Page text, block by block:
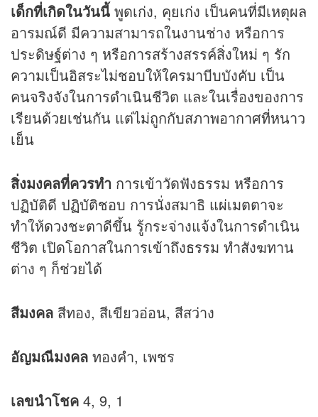
เด็กที่เกิดในวันนี้ พูดเก่ง, คุยเก่ง เป็นคนที่มีเหตุผล
อารมณ์ดี มีความสามารถในงานช่าง หรือการ
ประดิษฐ์ต่าง ๆ หรือการสร้างสรรค์สิ่งใหม่ ๆ รัก
ความเป็นอิสระไม่ชอบให้ใครมาบีบบังคับ เป็น
คนจริงจังในการดำเนินชีวิต และในเรื่องของการ
เรียนด้วยเช่นกัน แต่ไม่ถูกกับสภาพอากาศที่หนาว
เย็น
สิ่งมงคลที่ควรทำ การเข้าวัดฟังธรรม หรือการ
ปฏิบัติดี ปฏิบัติชอบ การนั่งสมาธิ แผ่เมตตาจะ
ทำให้ดวงชะตาดีขึ้น รู้กระจ่างแจ้งในการดำเนิน
ชีวิต เปิดโอกาสในการเข้าถึงธรรม ทำสังฆทาน
ต่าง ๆ ก็ช่วยได้
สีมงคล สีทอง, สีเขียวอ่อน, สีสว่าง
อัญมณีมงคล ทองคำ, เพชร
เลขนำโชค 4, 9, 1